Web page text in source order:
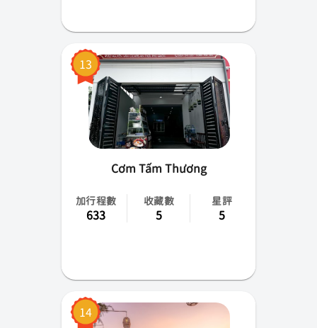
13
Cơm Tấm Thương
加行程數
633
收藏數
5
星評
5
14